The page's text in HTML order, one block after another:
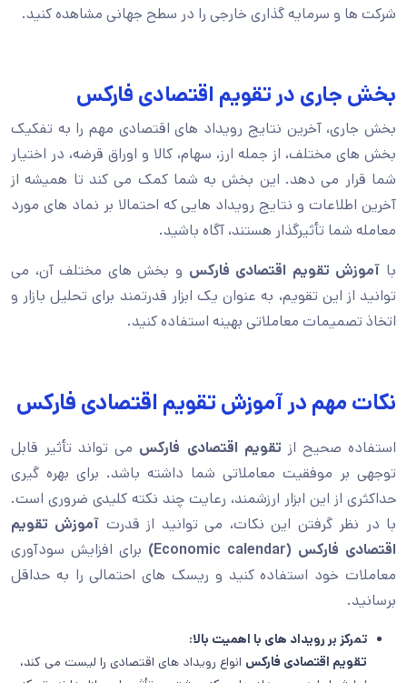
شرکت ها و سرمایه گذاری خارجی را در سطح جهانی مشاهده کنید.
بخش جاری در تقویم اقتصادی فارکس
بخش جاری، آخرین نتایج رویداد های اقتصادی مهم را به تفکیک
بخش های مختلف، از جمله ارز، سهام، کالا و اوراق قرضه، در اختیار
شما قرار می دهد. این بخش به شما کمک می کند تا همیشه از
آخرین اطلاعات و نتایج رویداد هایی که احتمالا بر نماد های مورد
معامله شما تأثیرگذار هستند، آگاه باشید.
با آموزش تقویم اقتصادی فارکس و بخش های مختلف آن، می
توانید از این تقویم، به عنوان یک ابزار قدرتمند برای تحلیل بازار و
اتخاذ تصمیمات معاملاتی بهینه استفاده کنید.
نکات مهم در آموزش تقویم اقتصادی فارکس
استفاده صحیح از تقویم اقتصادی فارکس می تواند تأثیر قابل
توجهی بر موفقیت معاملاتی شما داشته باشد. برای بهره گیری
حداکثری از این ابزار ارزشمند، رعایت چند نکته کلیدی ضروری است.
با در نظر گرفتن این نکات، می توانید از قدرت آموزش تقویم
اقتصادی فارکس (Economic calendar
) برای افزایش سودآوری
معاملات خود استفاده کنید و ریسک های احتمالی را به حداقل
برسانید.
تمرکز بر رویداد های با اهمیت بالا:
تقویم اقتصادی فارکس انواع رویداد های اقتصادی را لیست می کند،